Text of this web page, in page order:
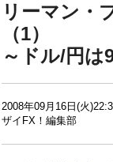
リーマン・
（1）
～ドル/円は
2008年09月16日(火
ザイFX！編集部